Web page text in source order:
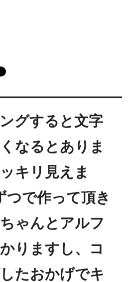
グすると文字
なるとありま
キリ見えま
つで作って頂き
ゃんとアルフ
りますし、コ
たおかげでキ